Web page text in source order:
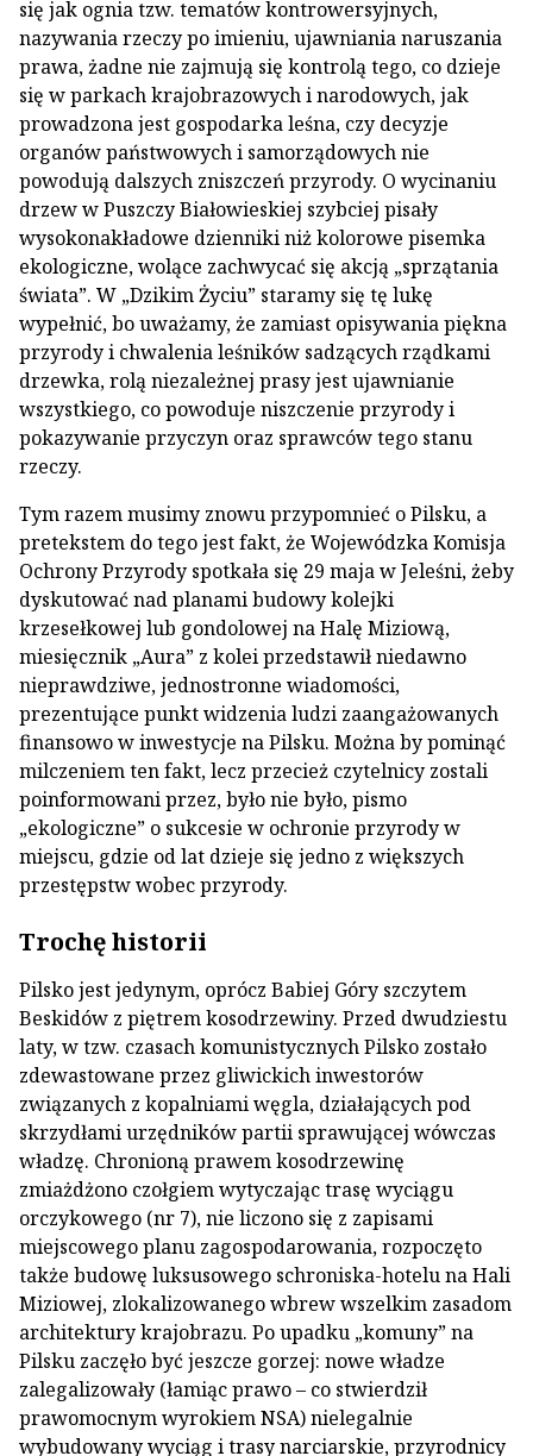
się jak ognia tzw. tematów kontrowersyjnych,
nazywania rzeczy po imieniu, ujawniania naruszania
prawa, żadne nie zajmują się kontrolą tego, co dzieje
się w parkach krajobrazowych i narodowych, jak
prowadzona jest gospodarka leśna, czy decyzje
organów państwowych i samorządowych nie
powodują dalszych zniszczeń przyrody. O wycinaniu
drzew w Puszczy Białowieskiej szybciej pisały
wysokonakładowe dzienniki niż kolorowe pisemka
ekologiczne, wolące zachwycać się akcją „sprzątania
świata”. W „Dzikim Życiu” staramy się tę lukę
wypełnić, bo uważamy, że zamiast opisywania piękna
przyrody i chwalenia leśników sadzących rządkami
drzewka, rolą niezależnej prasy jest ujawnianie
wszystkiego, co powoduje niszczenie przyrody i
pokazywanie przyczyn oraz sprawców tego stanu
rzeczy.
Tym razem musimy znowu przypomnieć o Pilsku, a
pretekstem do tego jest fakt, że Wojewódzka Komisja
Ochrony Przyrody spotkała się 29 maja w Jeleśni, żeby
dyskutować nad planami budowy kolejki
krzesełkowej lub gondolowej na Halę Miziową,
miesięcznik „Aura” z kolei przedstawił niedawno
nieprawdziwe, jednostronne wiadomości,
prezentujące punkt widzenia ludzi zaangażowanych
finansowo w inwestycje na Pilsku. Można by pominąć
milczeniem ten fakt, lecz przecież czytelnicy zostali
poinformowani przez, było nie było, pismo
„ekologiczne” o sukcesie w ochronie przyrody w
miejscu, gdzie od lat dzieje się jedno z większych
przestępstw wobec przyrody.
Trochę historii
Pilsko jest jedynym, oprócz Babiej Góry szczytem
Beskidów z piętrem kosodrzewiny. Przed dwudziestu
laty, w tzw. czasach komunistycznych Pilsko zostało
zdewastowane przez gliwickich inwestorów
związanych z kopalniami węgla, działających pod
skrzydłami urzędników partii sprawującej wówczas
władzę. Chronioną prawem kosodrzewinę
zmiażdżono czołgiem wytyczając trasę wyciągu
orczykowego (nr 7), nie liczono się z zapisami
miejscowego planu zagospodarowania, rozpoczęto
także budowę luksusowego schroniska-hotelu na Hali
Miziowej, zlokalizowanego wbrew wszelkim zasadom
architektury krajobrazu. Po upadku „komuny” na
Pilsku zaczęło być jeszcze gorzej: nowe władze
zalegalizowały (łamiąc prawo – co stwierdził
prawomocnym wyrokiem NSA) nielegalnie
wybudowany wyciąg i trasy narciarskie, przyrodnicy